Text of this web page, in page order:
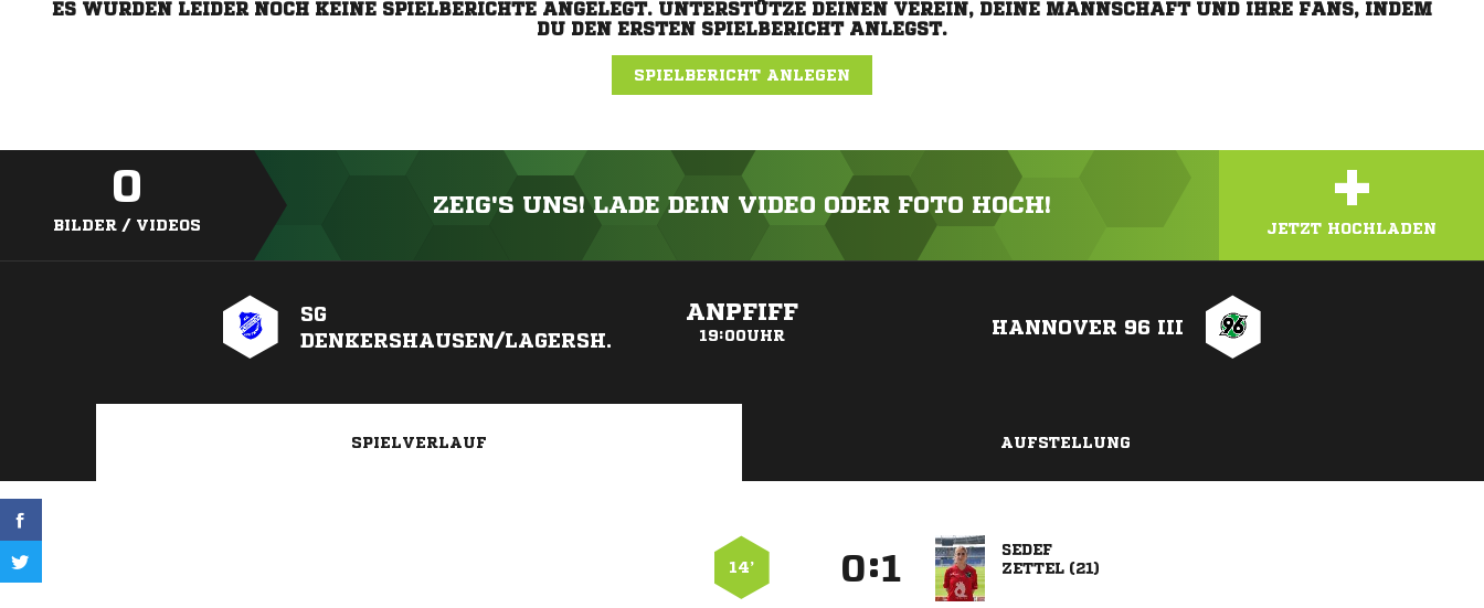
ES WURDEN LEIDER NOCH KEINE SPIELBERICHTE ANGELEGT. UNTERSTÜTZE DEINEN VEREIN, DEINE MANNSCHAFT UND IHRE FANS, INDEM
DU DEN ERSTEN SPIELBERICHT ANLEGST.
SPIELBERICHT ANLEGEN
0
BILDER / VIDEOS
ZEIG'S UNS! LADE DEIN VIDEO ODER FOTO HOCH! +
JETZT HOCHLADEN
SG
DENKERSHAUSEN/LAGERSH.
ANPFIFF
19:00UHR HANNOVER 96 III
SPIELVERLAUF AUFSTELLUNG
14’ :

 